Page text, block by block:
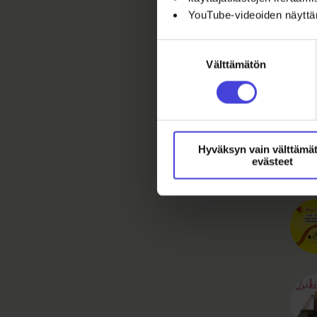
YouTube-videoiden
Välttämätön
Hyväksyn vain
evästeet